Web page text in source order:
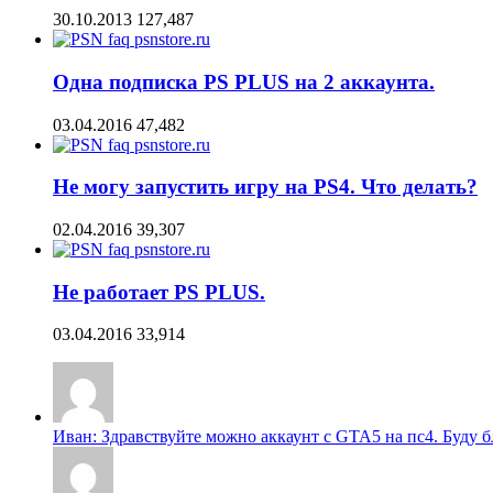
30.10.2013 127,487
Одна подписка PS PLUS на 2 аккаунта.
03.04.2016 47,482
Не могу запустить игру на PS4. Что делать?
02.04.2016 39,307
Не работает PS PLUS.
03.04.2016 33,914
Иван: Здравствуйте можно аккаунт с GTA5 на пс4. Буду